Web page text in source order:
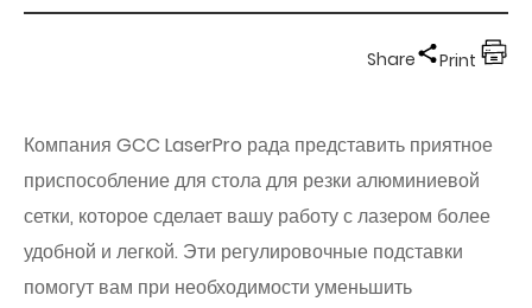
Share Print
Компания GCC LaserPro рада представить приятное
приспособление для стола для резки алюминиевой
сетки, которое сделает вашу работу с лазером более
удобной и легкой. Эти регулировочные подставки
помогут вам при необходимости уменьшить